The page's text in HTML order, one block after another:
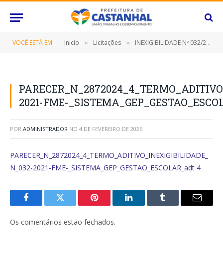
VOCÊ ESTÁ EM: Inicio » Licitações » INEXIGIBILIDADE Nº 032/2021 (PRESTAÇÃO DE SERVIÇOS DE IMPLANTAÇÃO, LICENCIAMENTO, MANUTENÇÃO, TREINAMENTOS, ATENDIMENTO ONLINE E PRESENCIAL DE SISTEMA GEP GESTÃO ESCOLAR)
2021-FME-
POR ADMINISTRADOR NO 4 DE FEVEREIRO DE 2026
PARECER_N_2872024_4_TERMO_ADITIVO_INEXIGIBILIDADE_
N_032-2021-FME-_SISTEMA_GEP_GESTAO_ESCOLAR_adt 4
FacebookTwitter Pinterest O
Tumblr
E-
Os comentários estão fechados.